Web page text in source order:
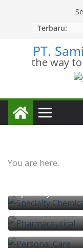
Terbaru:
PT.
the way
You are here:
Pharmaceutical
Personal Care